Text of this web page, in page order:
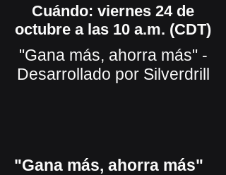
Cuándo: viernes 24 de
octubre a las 10 a.m. (CDT)
"Gana más, ahorra más" -
Desarrollado por Silverdrill
"Gana más, ahorra más"